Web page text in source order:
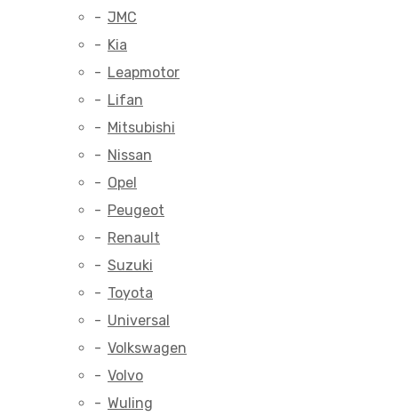
JMC
Kia
Leapmotor
Lifan
Mitsubishi
Nissan
Opel
Peugeot
Renault
Suzuki
Toyota
Universal
Volkswagen
Volvo
Wuling